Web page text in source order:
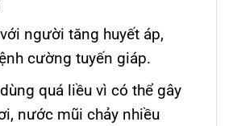
người tăng huyết áp,
cường tuyến giáp.
quá liều vì có thể gây
nước mũi chảy nhiều